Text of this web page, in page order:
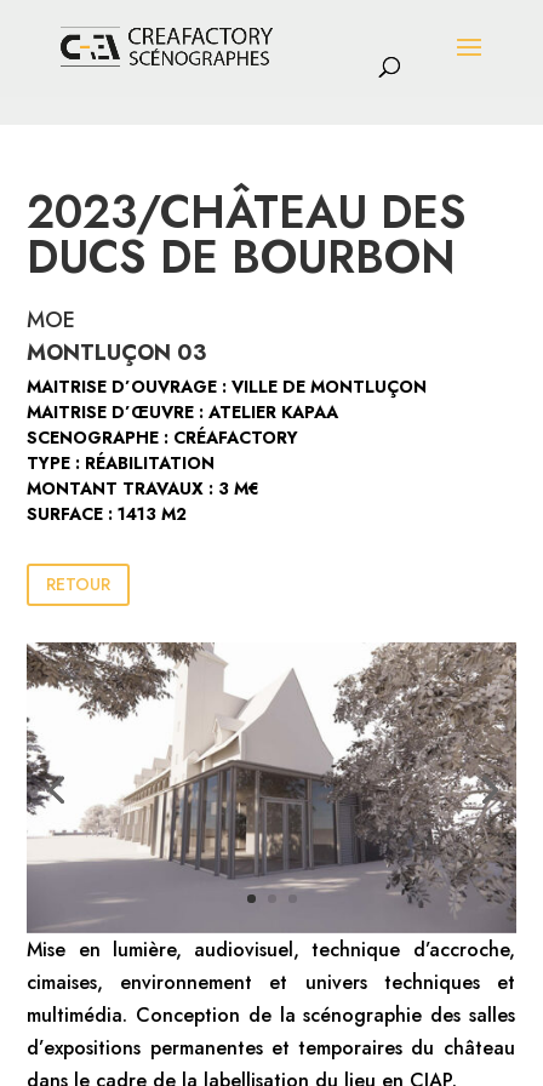
2023/CHÂTEAU DES
DUCS DE BOURBON
MOE
MONTLUÇON 03
MAITRISE D’OUVRAGE : VILLE DE MONTLUÇON
MAITRISE D’ŒUVRE : ATELIER KAPAA
SCENOGRAPHE : CRÉAFACTORY
TYPE : RÉABILITATION
MONTANT TRAVAUX : 3 M€
SURFACE : 1413 M2
RETOUR
Mise en lumière, audiovisuel, technique d’accroche,
cimaises, environnement et univers techniques et
multimédia. Conception de la scénographie des salles
d’expositions permanentes et temporaires du château
dans le cadre de la labellisation du lieu en CIAP.